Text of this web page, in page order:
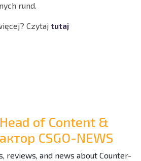
rund.
Czytajtutaj
of Content &
CSGO-NEWS
reviews, and news about Counter-